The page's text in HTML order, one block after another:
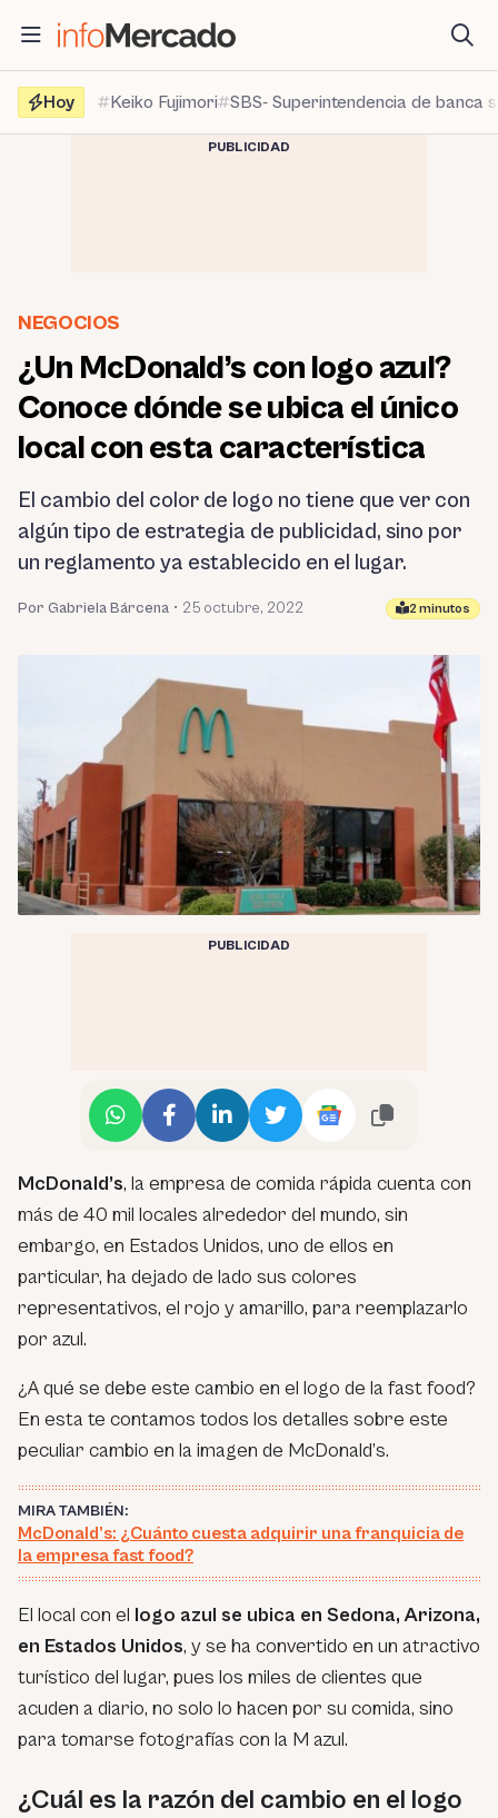
contenido
Hoy
Keiko Fujimori SBS- Superintendencia de banca
PUBLICIDAD
NEGOCIOS
¿Un McDonald’s con logo azul?
Conoce dónde se ubica el único
local con esta característica
El cambio del color de logo no tiene que ver con
algún tipo de estrategia de publicidad, sino por
un reglamento ya establecido en el lugar.
Por Gabriela Bárcena • 25 octubre, 2022 2 minutos
PUBLICIDAD
McDonald’s, la empresa de comida rápida cuenta con
más de 40 mil locales alrededor del mundo, sin
embargo, en Estados Unidos, uno de ellos en
particular, ha dejado de lado sus colores
representativos, el rojo y amarillo, para reemplazarlo
por azul.
¿A qué se debe este cambio en el logo de la fast food?
En esta te contamos todos los detalles sobre este
peculiar cambio en la imagen de McDonald’s.
MIRA TAMBIÉN:
McDonald’s: ¿Cuánto cuesta adquirir una franquicia de
la empresa fast food?
El local con el logo azul se ubica en Sedona, Arizona,
en Estados Unidos, y se ha convertido en un atractivo
turístico del lugar, pues los miles de clientes que
acuden a diario, no solo lo hacen por su comida, sino
para tomarse fotografías con la M azul.
¿Cuál es la razón del cambio en el logo